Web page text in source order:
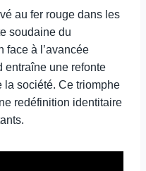
au fer rouge dans les
soudaine du
face à l’avancée
entraîne une refonte
la société. Ce triomphe
redéfinition identitaire